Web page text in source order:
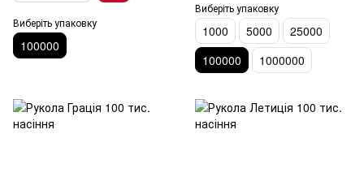
Виберіть упаковку
100000
Виберіть упаковку
1000 5000
25000
100000
1000000